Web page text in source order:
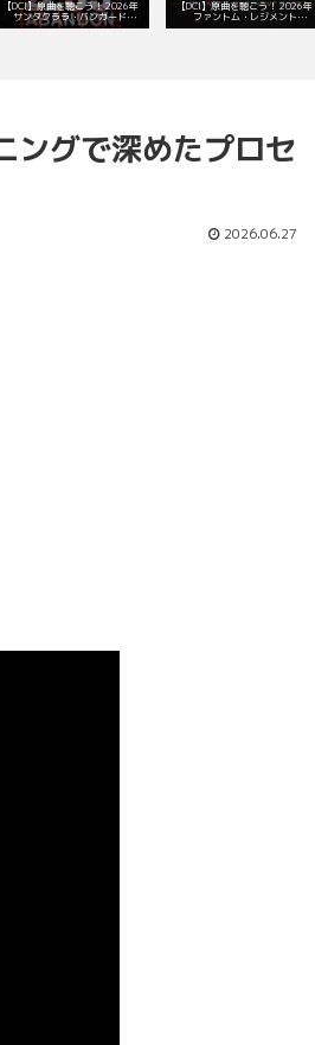
【DCI】原曲を聴こう！ 2026年
サンタクララ・バンガード
『With Reckless Abandon』レパ
【DCI】原曲を聴こう！ 2026年
ファントム・レジメント
『Bloodline』レパートリー！
ングで深めたプロセ
2026.06.27